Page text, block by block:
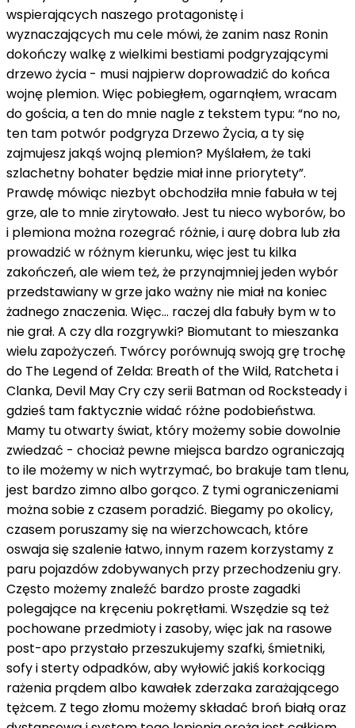
wspierających naszego protagonistę i
wyznaczających mu cele mówi, że zanim nasz Ronin
dokończy walkę z wielkimi bestiami podgryzającymi
drzewo życia - musi najpierw doprowadzić do końca
wojnę plemion. Więc pobiegłem, ogarnąłem, wracam
do gościa, a ten do mnie nagle z tekstem typu: “no no,
ten tam potwór podgryza Drzewo Życia, a ty się
zajmujesz jakąś wojną plemion? Myślałem, że taki
szlachetny bohater będzie miał inne priorytety”.
Prawdę mówiąc niezbyt obchodziła mnie fabuła w tej
grze, ale to mnie zirytowało. Jest tu nieco wyborów, bo
i plemiona można rozegrać różnie, i aurę dobra lub zła
prowadzić w różnym kierunku, więc jest tu kilka
zakończeń, ale wiem też, że przynajmniej jeden wybór
przedstawiany w grze jako ważny nie miał na koniec
żadnego znaczenia. Więc… raczej dla fabuły bym w to
nie grał. A czy dla rozgrywki? Biomutant to mieszanka
wielu zapożyczeń. Twórcy porównują swoją grę trochę
do The Legend of Zelda: Breath of the Wild, Ratcheta i
Clanka, Devil May Cry czy serii Batman od Rocksteady i
gdzieś tam faktycznie widać różne podobieństwa.
Mamy tu otwarty świat, który możemy sobie dowolnie
zwiedzać - chociaż pewne miejsca bardzo ograniczają
to ile możemy w nich wytrzymać, bo brakuje tam tlenu,
jest bardzo zimno albo gorąco. Z tymi ograniczeniami
można sobie z czasem poradzić. Biegamy po okolicy,
czasem poruszamy się na wierzchowcach, które
oswaja się szalenie łatwo, innym razem korzystamy z
paru pojazdów zdobywanych przy przechodzeniu gry.
Często możemy znaleźć bardzo proste zagadki
polegające na kręceniu pokrętłami. Wszędzie są też
pochowane przedmioty i zasoby, więc jak na rasowe
post-apo przystało przeszukujemy szafki, śmietniki,
sofy i sterty odpadków, aby wyłowić jakiś korkociąg
rażenia prądem albo kawałek zderzaka zarażającego
tężcem. Z tego złomu możemy składać broń białą oraz